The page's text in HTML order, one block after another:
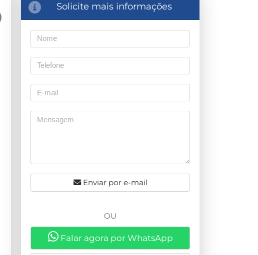
Solicite mais informações
Enviar por e-mail
OU
Falar agora por WhatsApp